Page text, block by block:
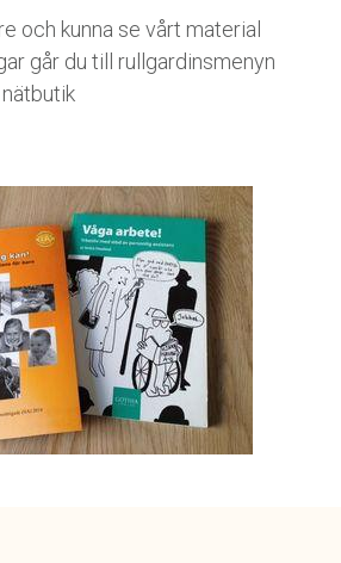
och kunna se vårt material
går du till rullgardinsmenyn